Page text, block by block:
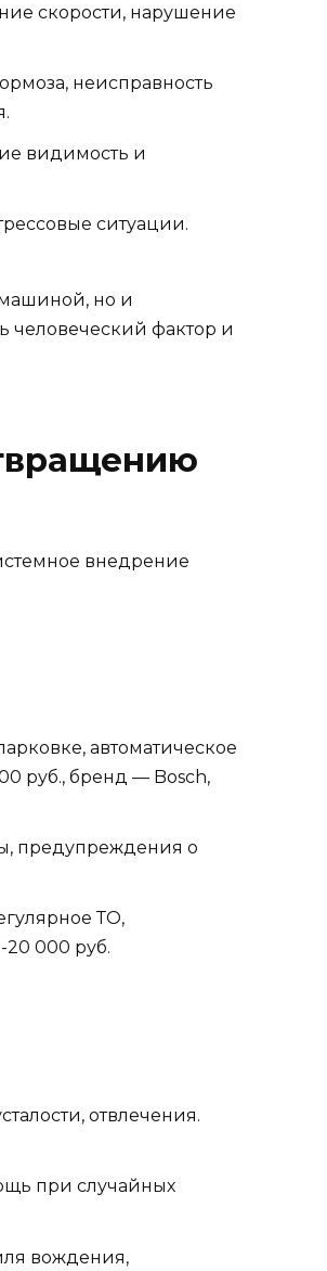
скорости, нарушение
неисправность
видимость и
ситуации.
но и
человеческий фактор и
внедрение
автоматическое
руб., бренд — Bosch,
предупреждения о
ТО,
20 000 руб.
отвлечения.
при случайных
вождения,